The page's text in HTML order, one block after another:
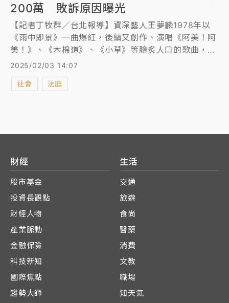
200萬 敗訴原因曝光
【記者丁牧群／台北報導】資深藝人王夢麟1978年以
《雨中即景》一曲爆紅，後續又創作、演唱《阿美！阿
美！》、《木棉道》、《小草》等膾炙人口的歌曲，進
而主持節目並演出多部電視劇、電影，但他2024年控
告滾石唱片求償200萬元，指稱滾石將他的9首作品上
傳TouTube，侵害表演著作重製權、公開傳輸權，最高
2025/02/03 14:07
社會 法庭
財經
股市基金
投資長觀點
財經人物
產業脈動
金融保險
科技新知
國際焦點
趨勢大師
生活
交通
旅遊
食尚
醫藥
消費
文教
職場
知天氣